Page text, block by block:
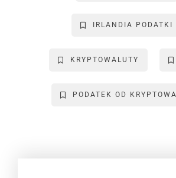
n
n
IRLANDIA PODATKI
KRYPTOWALUTY
PODATEK OD